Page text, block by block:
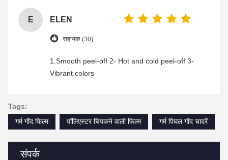
संपर्क
E ELEN
सहायक (30)
1.Smooth peel-off 2- Hot and cold peel-off 3-
Vibrant colors
Tags:
गर्म गोंद फिल्म
पॉलिएस्टर चिपकने वाली फिल्म गर्म पिघल गोंद चादरें